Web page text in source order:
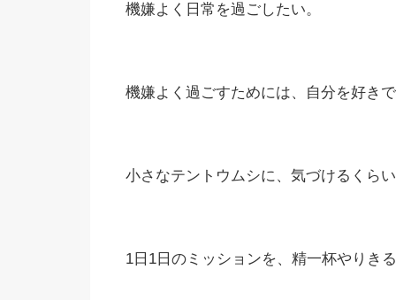
機嫌よく日常を過ごしたい。
機嫌よく過ごすためには、自分を好き
小さなテントウムシに、気づけるくら
1日1日のミッションを、精一杯やりき